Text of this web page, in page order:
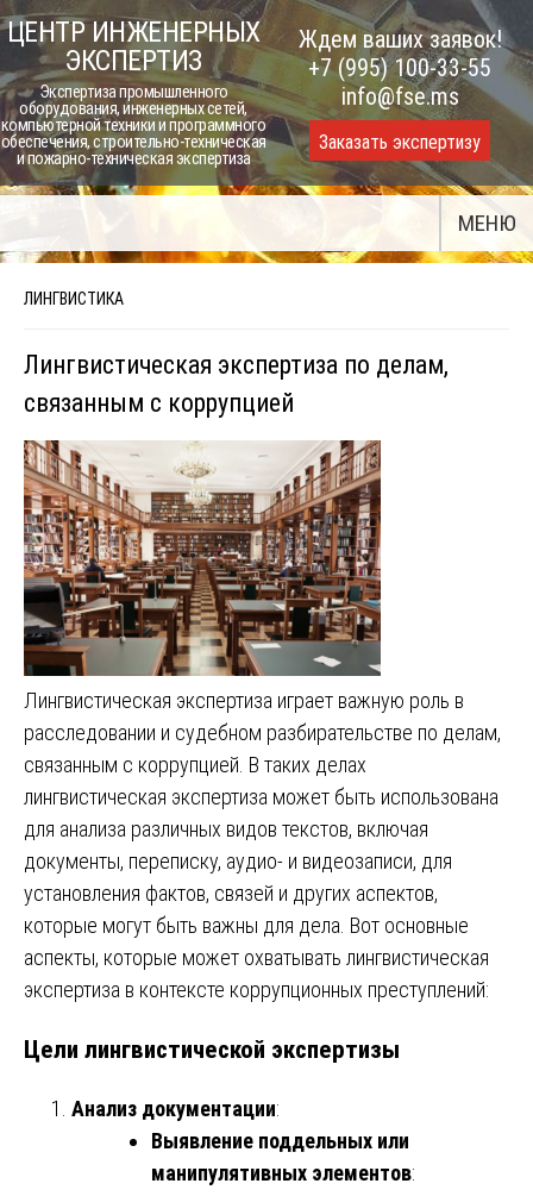
Skip
to
content
ЦЕНТР ИНЖЕНЕРНЫХ
ЭКСПЕРТИЗ
Экспертиза промышленного
оборудования, инженерных сетей,
компьютерной техники и программного
обеспечения, строительно-техническая
и пожарно-техническая экспертиза
Ждем ваших заявок!
+7 (995) 100-33-55
info@fse.ms
Заказать экспертизу
МЕНЮ
ЛИНГВИСТИКА
Лингвистическая экспертиза по делам,
связанным с коррупцией
Лингвистическая экспертиза играет важную роль в
расследовании и судебном разбирательстве по делам,
связанным с коррупцией. В таких делах
лингвистическая экспертиза может быть использована
для анализа различных видов текстов, включая
документы, переписку, аудио- и видеозаписи, для
установления фактов, связей и других аспектов,
которые могут быть важны для дела. Вот основные
аспекты, которые может охватывать лингвистическая
экспертиза в контексте коррупционных преступлений:
Цели лингвистической экспертизы
Анализ документации:
Выявление поддельных или
манипулятивных элементов: